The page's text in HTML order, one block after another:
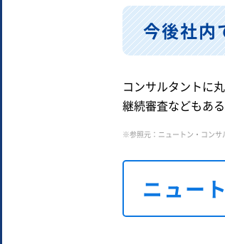
今後社内
コンサルタントに
継続審査などもあ
※参照元：ニュートン・コンサ
ニュー